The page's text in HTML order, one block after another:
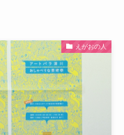
えがおの人